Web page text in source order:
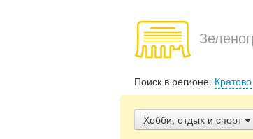
Поиск в регионе: Кратово
Хобби, отдых и спорт